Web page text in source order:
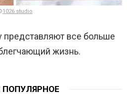
1026.studio
все больше
жизнь.